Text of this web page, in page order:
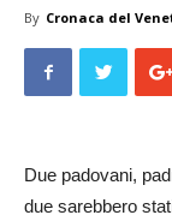
By Cronaca del
Due padovani,
due sarebbero